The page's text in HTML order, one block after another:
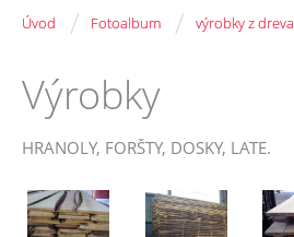
Úvod / Fotoalbum / výrobky z dreva
Výrobky
HRANOLY, FORŠTY, DOSKY, LATE.